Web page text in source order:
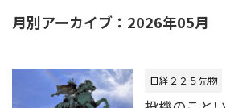
月別アーカイブ：2026年05月
日経２２５先物